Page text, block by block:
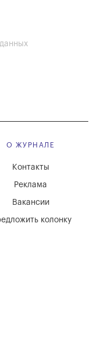
О ЖУРНАЛЕ
Вакансии
Реклама
Контакты
колонку